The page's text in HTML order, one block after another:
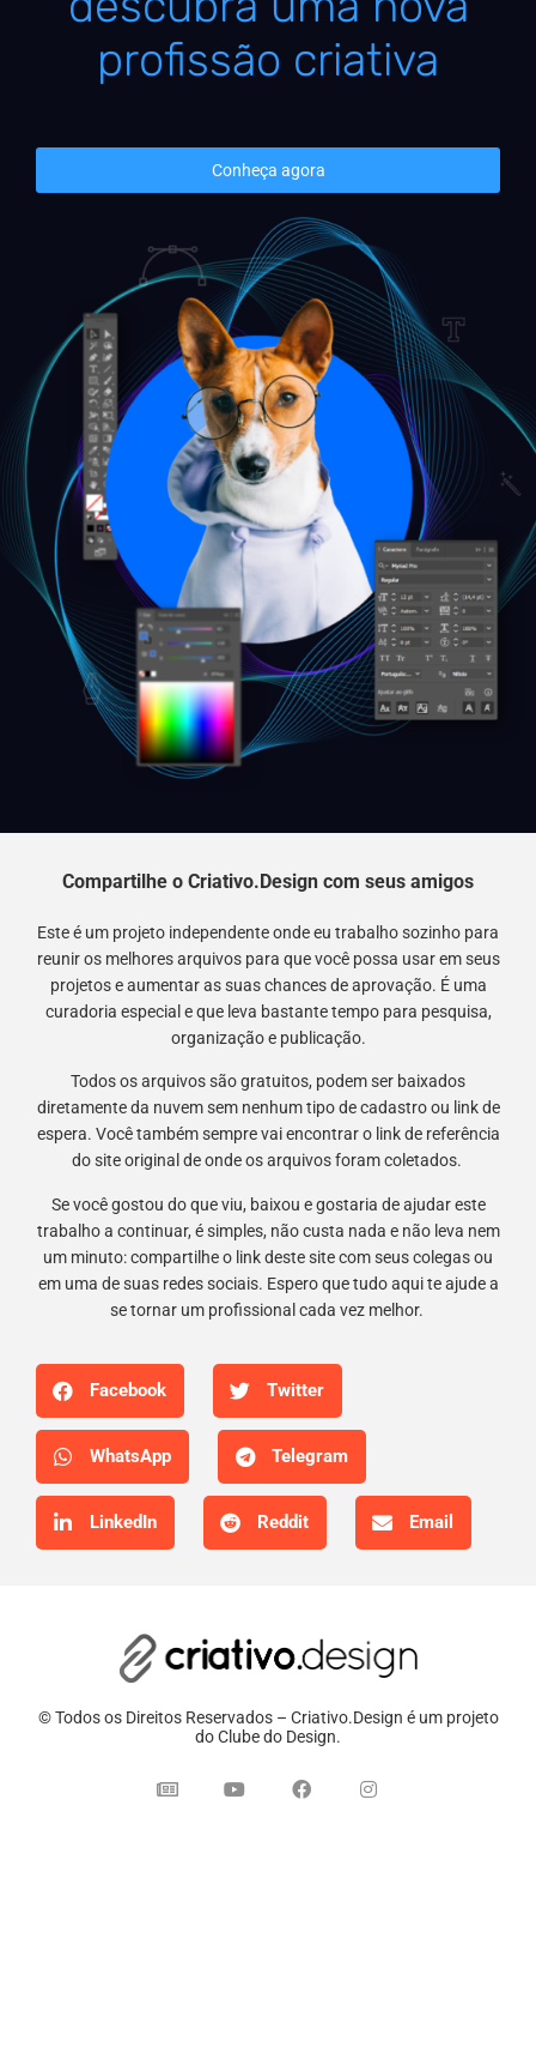
profissão criativa
Conheça agora
Compartilhe o Criativo.Design com seus amigos
Este é um projeto independente onde eu trabalho sozinho para
reunir os melhores arquivos para que você possa usar em seus
projetos e aumentar as suas chances de aprovação. É uma
curadoria especial e que leva bastante tempo para pesquisa,
organização e publicação.
Todos os arquivos são gratuitos, podem ser baixados
diretamente da nuvem sem nenhum tipo de cadastro ou link de
espera. Você também sempre vai encontrar o link de referência
do site original de onde os arquivos foram coletados.
Se você gostou do que viu, baixou e gostaria de ajudar este
trabalho a continuar, é simples, não custa nada e não leva nem
um minuto: compartilhe o link deste site com seus colegas ou
em uma de suas redes sociais. Espero que tudo aqui te ajude a
se tornar um profissional cada vez melhor.
Facebook Twitter
WhatsApp Telegram
LinkedIn Reddit Email
© Todos os Direitos Reservados – Criativo.Design é um projeto
do Clube do Design.